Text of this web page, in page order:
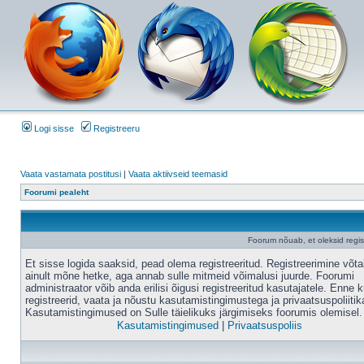
Logi sisse Registreeru
Vaata vastamata postitusi | Vaata aktiivseid teemasid
Foorumi pealeht
Foorum nõuab, et oleksid
Et sisse logida saaksid, pead olema registreeritud. Registreerimine
ainult mõne hetke, aga annab sulle mitmeid võimalusi juurde. Foorumi
administraator võib anda erilisi õigusi registreeritud kasutajatele. Enne
registreerid, vaata ja nõustu kasutamistingimustega ja
Kasutamistingimused on Sulle täielikuks järgimiseks foorumis olemisel.
Kasutamistingimused
Privaatsuspoliis